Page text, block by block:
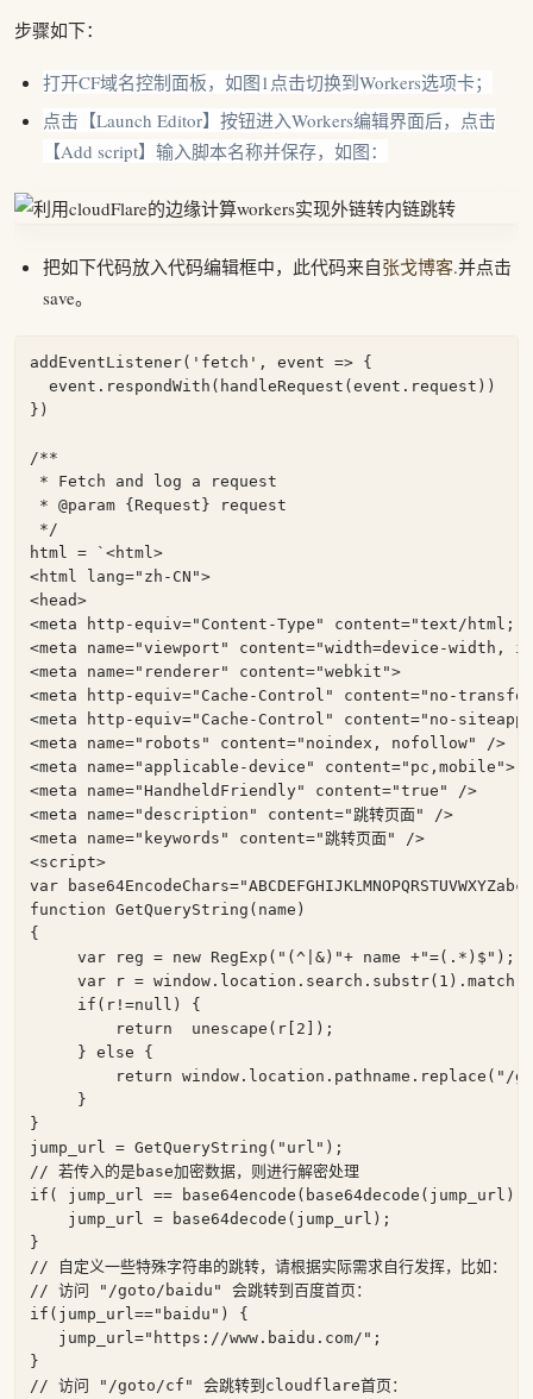
步骤如下：
打开CF域名控制面板，如图1点击切换到Workers选项卡；
点击【Launch Editor】按钮进入Workers编辑界面后，点击
【Add script】输入脚本名称并保存，如图：
把如下代码放入代码编辑框中，此代码来自张戈博客.并点击
save。
addEventListener('fetch', event => {
  event.respondWith(handleRequest(event.request))
})
/**
* Fetch and log a request
* @param {Request} request
*/
html = ` <html>
<html lang="zh-CN">
<head>
<meta http-equiv="Content-Type" content="text/html;
<meta name="viewport" content="width=device-width,
<meta name="renderer" content="webkit">
<meta http-equiv="Cache-Control" content="no-
<meta http-equiv="Cache-Control" content="no-siteapp"
<meta name="robots" content="noindex, nofollow"
/>
<meta name="applicable-device" content="pc,mobile">
<meta name="HandheldFriendly" content="true"
/>
<meta name="description" content="跳转页面"
/>
<meta name="keywords" content="跳转页面"
/>
<script>
var base64EncodeChars=
function GetQueryString ( name
{
var reg = new RegExp ( "(^|&)"+ name +"=(.*)$" );
var r = window .location.search.substr( 1
if (r!=null ) {
return
unescape (r[ 2 ]);
     }
else {
return window .location.pathname.replace( "/
     }
}
jump_url = GetQueryString( "url"
// 若传入的是base加密数据，则进行解密处理
if ( jump_url ==
    jump_url = base64decode(jump_url);
// 自定义一些特殊字符串的跳转，请根据实际需求自行发挥，比如：
// 访问 "/goto/baidu" 会跳转到百度首页：
if (jump_url=="baidu" ) {
   jump_url=
"https://www.baidu.com/" ;
// 访问 "/goto/cf" 会跳转到cloudflare首页：